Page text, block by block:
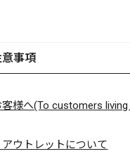
事項
様へ(To customers
ウトレットについて